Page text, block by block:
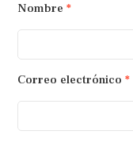
Nombre *
Correo electrónico *